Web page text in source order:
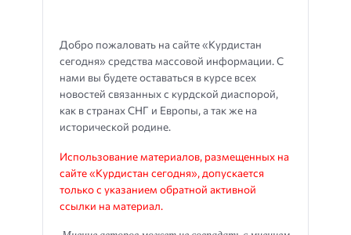
Добро пожаловать на сайте «Курдистан
сегодня» средства массовой информации. С
нами вы будете оставаться в курсе всех
новостей связанных с курдской диаспорой,
как в странах СНГ и Европы, а так же на
исторической родине.
Использование материалов, размещенных на
сайте «Курдистан сегодня», допускается
только с указанием обратной активной
ссылки на материал.